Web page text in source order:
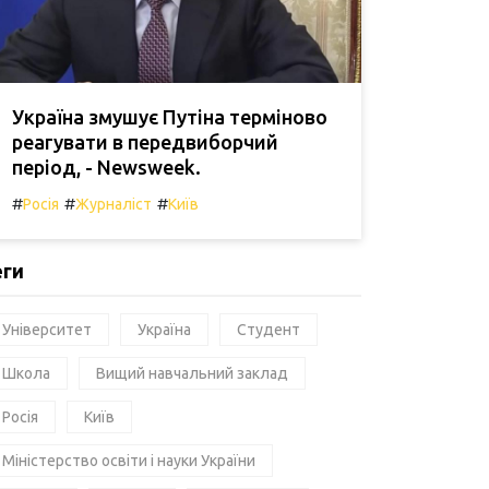
Україна змушує Путіна терміново
реагувати в передвиборчий
період, - Newsweek.
#Росія #Журналіст #Київ
Університет Україна Студент
Школа Вищий навчальний заклад
Росія Київ
Міністерство освіти і науки України